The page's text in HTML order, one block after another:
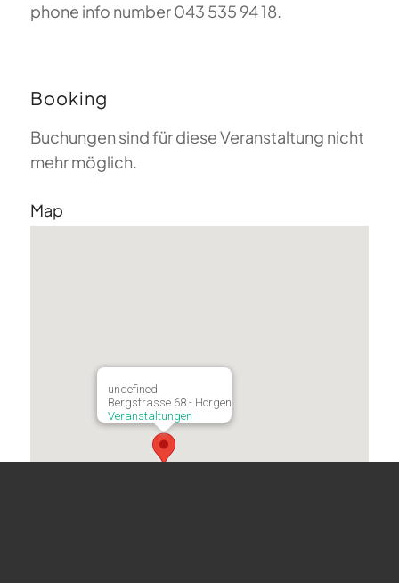
phone info number 043 535 94 18.
Booking
Buchungen sind für diese Veranstaltung nicht
mehr möglich.
Map
undefined
Bergstrasse 68 - Horgen
Veranstaltungen